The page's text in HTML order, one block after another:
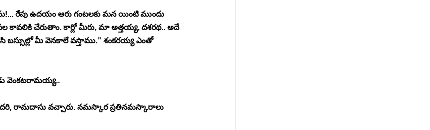
రేపు ఉదయం ఆరు గంటలకు మన యింటి ముందు
కావలికి చేరుతాం. కార్లో మీరు, మా అత్తయ్య, దశరథ.. అదే
మీ వెనకాలే వస్తాము.” శంకరయ్య ఎంతో
వెంకటరామయ్య..
రామదాసు వచ్చారు. నమస్కార ప్రతినమస్కారాలు